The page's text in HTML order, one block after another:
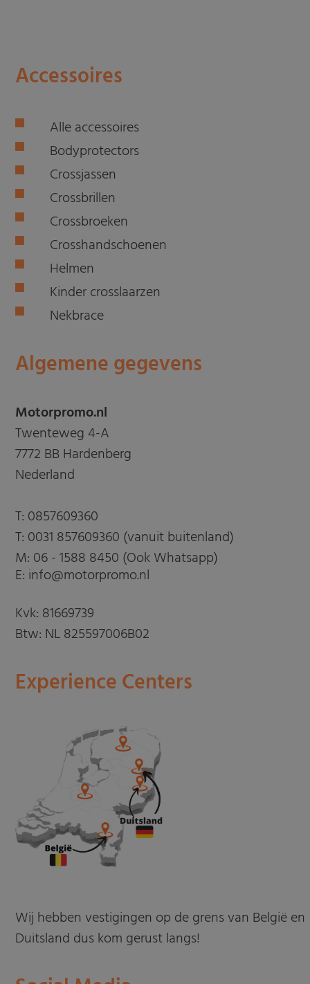
Accessoires
Alle accessoires
Bodyprotectors
Crossjassen
Crossbrillen
Crossbroeken
Crosshandschoenen
Helmen
Kinder crosslaarzen
Nekbrace
Algemene gegevens
Motorpromo.nl
Twenteweg 4-A
7772 BB Hardenberg
Nederland
T: 0857609360
T: 0031 857609360 (vanuit buitenland)
M: 06 - 1588 8450 (Ook Whatsapp)
E: info@motorpromo.nl
Kvk: 81669739
Btw: NL 825597006B02
Experience Centers
Wij hebben vestigingen op de grens van België en
Duitsland dus kom gerust langs!